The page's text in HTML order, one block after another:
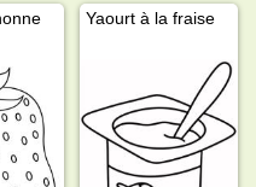
Yaourt à la fraise